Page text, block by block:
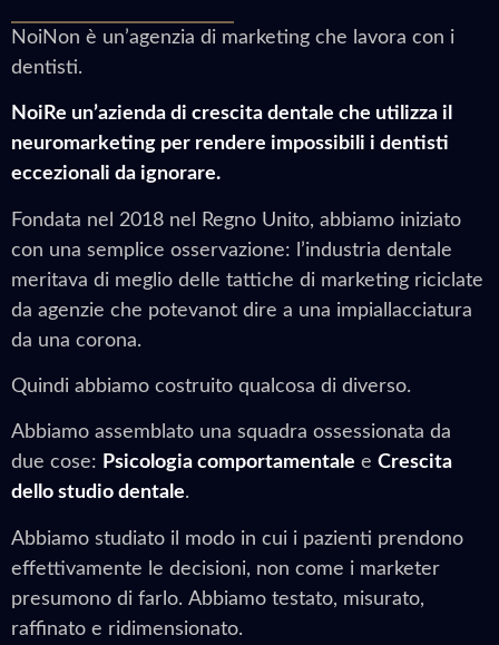
NoiNon è un’agenzia di marketing che lavora con i
dentisti.
NoiRe un’azienda di crescita dentale che utilizza il
neuromarketing per rendere impossibili i dentisti
eccezionali da ignorare.
Fondata nel 2018 nel Regno Unito, abbiamo iniziato
con una semplice osservazione: l’industria dentale
meritava di meglio delle tattiche di marketing riciclate
da agenzie che potevanot dire a una impiallacciatura
da una corona.
Quindi abbiamo costruito qualcosa di diverso.
Abbiamo assemblato una squadra ossessionata da
due cose: Psicologia comportamentale e Crescita
dello studio dentale.
Abbiamo studiato il modo in cui i pazienti prendono
effettivamente le decisioni, non come i marketer
presumono di farlo. Abbiamo testato, misurato,
raffinato e ridimensionato.